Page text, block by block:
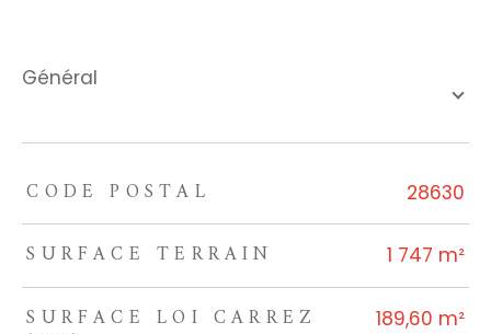
général
TRAD_ZEPHYR_Caracteristique TRAD_ZEPHYR_Valeurs
CODE POSTAL 28630
SURFACE TERRAIN 1 747 m²
SURFACE LOI CARREZ 189,60 m²